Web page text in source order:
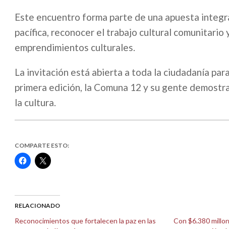
Este encuentro forma parte de una apuesta
pacífica, reconocer el trabajo cultural comunitario
emprendimientos culturales.
La invitación está abierta a toda la ciudadanía
primera edición, la Comuna 12 y su gente
la cultura.
COMPARTE ESTO:
Haz
clic
(Se
abre
una
ventana
Haz
clic
(Se
abre
una
ventana
RELACIONADO
Reconocimientos que fortalecen la paz en las
Con $6.380